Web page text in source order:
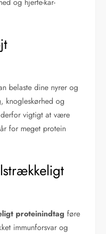
og hjerte-kar-
belaste dine nyrer og
knogleskørhed og
derfor vigtigt at være
for meget protein
proteinindtag føre
immunforsvar og